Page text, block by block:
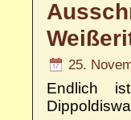
25.
Endlich